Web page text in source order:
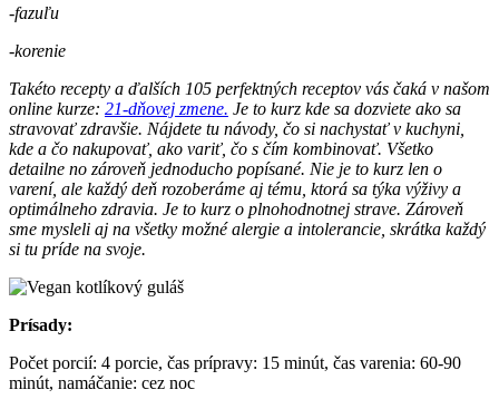
-fazuľu
-korenie
Takéto recepty a ďalších 105 perfektných receptov vás čaká v našom
online kurze: 21-dňovej zmene. Je to kurz kde sa dozviete ako sa
stravovať zdravšie. Nájdete tu návody, čo si nachystať v kuchyni,
kde a čo nakupovať, ako variť, čo s čím kombinovať. Všetko
detailne no zároveň jednoducho popísané. Nie je to kurz len o
varení, ale každý deň rozoberáme aj tému, ktorá sa týka výživy a
optimálneho zdravia. Je to kurz o plnohodnotnej strave. Zároveň
sme mysleli aj na všetky možné alergie a intolerancie, skrátka každý
si tu príde na svoje.
Prísady:
Počet porcií: 4 porcie, čas prípravy: 15 minút, čas varenia: 60-90
minút, namáčanie: cez noc